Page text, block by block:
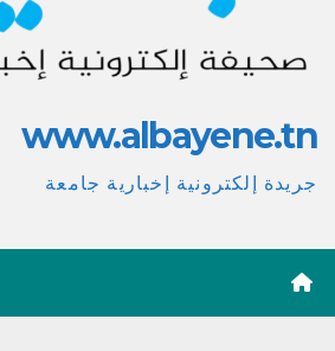
www.albayene.tn
جريدة إلكترونية إخبارية جامعة